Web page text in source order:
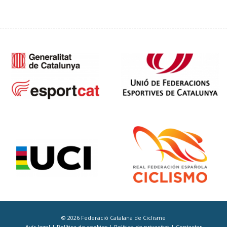
© 2026 Federació Catalana de Ciclisme